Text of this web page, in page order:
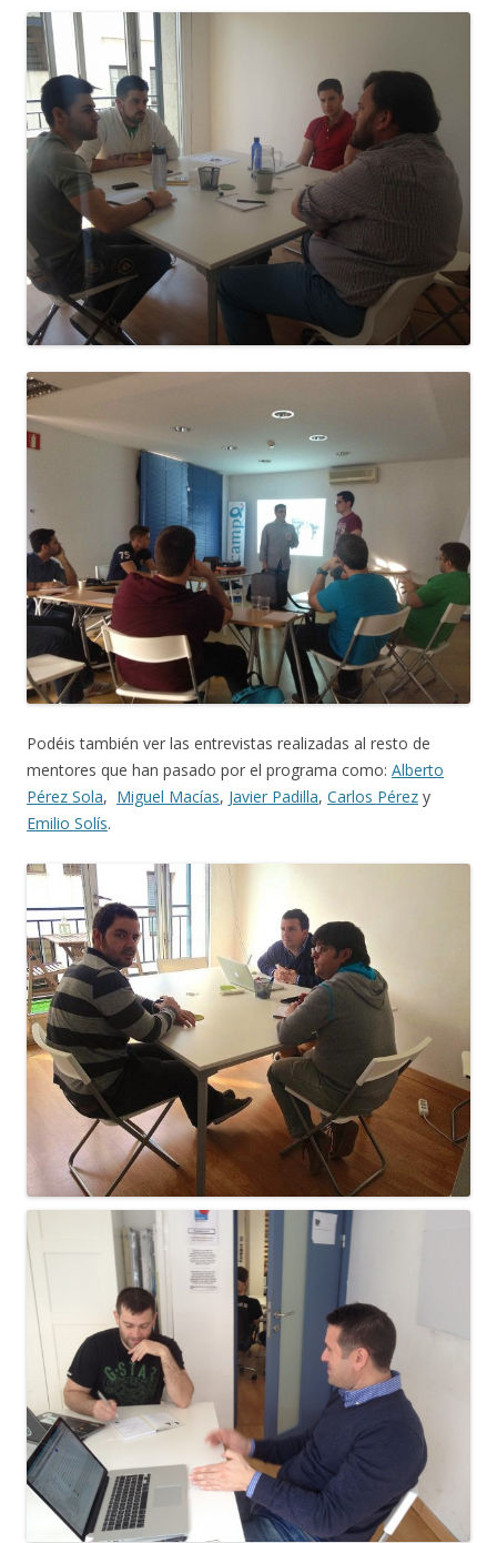
Podéis también ver las entrevistas realizadas al resto de
mentores que han pasado por el programa como: Alberto
Pérez Sola, Miguel Macías, Javier Padilla, Carlos Pérez y
Emilio Solís.